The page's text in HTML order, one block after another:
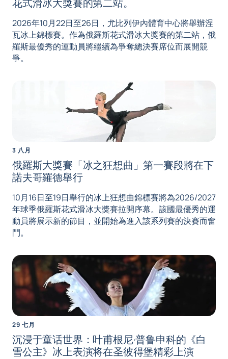
花式滑冰大獎賽的第二站。
2026年10月22日至26日，尤比列伊內體育中心將舉辦涅
瓦冰上錦標賽。作為俄羅斯花式滑冰大獎賽的第二站，俄
羅斯最優秀的運動員將繼續為爭奪總決賽席位而展開競
爭。
3 八月
俄羅斯大獎賽「冰之狂想曲」第一賽段將在下
諾夫哥羅德舉行
10月16日至19日舉行的冰上狂想曲錦標賽將為2026/2027
年球季俄羅斯花式滑冰大獎賽拉開序幕。該國最優秀的運
動員將展示新的節目，並開始為進入該系列賽的決賽而奮
鬥。
29 七月
沉浸于童话世界：叶甫根尼·普鲁申科的《白
雪公主》冰上表演将在圣彼得堡精彩上演